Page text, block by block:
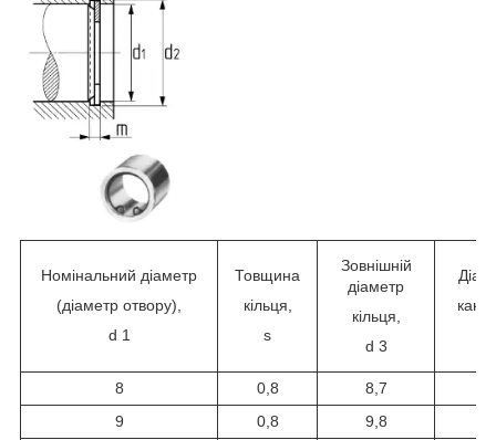
Номінальний діаметр
(діаметр отвору),
d 1
Товщина
кільця,
s
Зовнішній
діаметр
кільця,
d 3
8 0,8 8,7
9
0,8 9,8